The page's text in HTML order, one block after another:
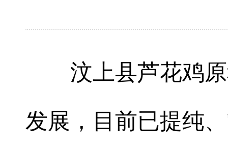
汶上县芦花鸡原
发展，目前已提纯